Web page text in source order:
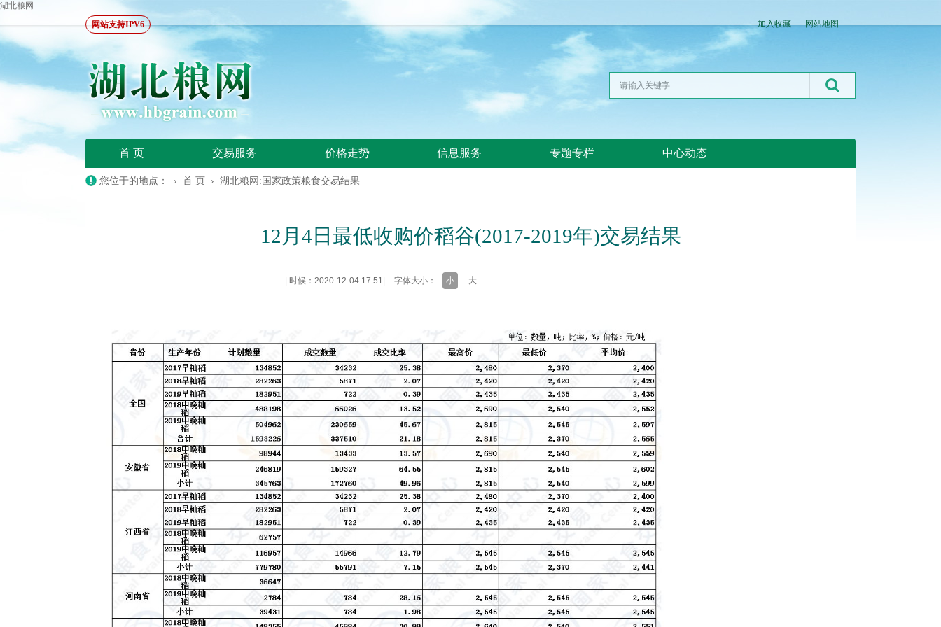
湖北粮网
网站支持IPV6
加入收藏 网站地图
首 页 交易服务 价格走势 信息服务 专题专栏 中心动态
您位于的地点： › 首 页 › 湖北粮网:国家政策粮食交易结果
12月4日最低收购价稻谷(2017-2019年)交易结果
时候：2020-12-04 17:51 字体大小： 小 大